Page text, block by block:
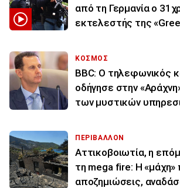
από τη Γερμανία ο
εκτελεστής της
ΚΟΣΜΟΣ
BBC: Ο τηλεφωνικός
οδήγησε στην
των μυστικών
ΠΕΡΙΒΑΛΛΟΝ
Αττικοβοιωτία, η
τη mega fire: Η «μάχη»
αποζημιώσεις,